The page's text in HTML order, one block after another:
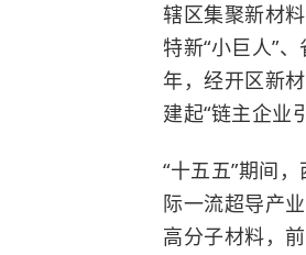
辖区集聚新材
特新“小巨人”
年，经开区新
建起“链主企业
“十五五”期间
际一流超导产
高分子材料，